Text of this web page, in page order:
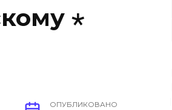
⋆
ОПУБЛИКОВАНО